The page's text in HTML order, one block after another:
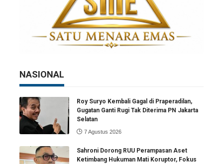
NASIONAL
Roy Suryo Kembali Gagal di Praperadilan,
Gugatan Ganti Rugi Tak Diterima PN Jakarta
Selatan
7 Agustus 2026
Sahroni Dorong RUU Perampasan Aset
Ketimbang Hukuman Mati Koruptor, Fokus